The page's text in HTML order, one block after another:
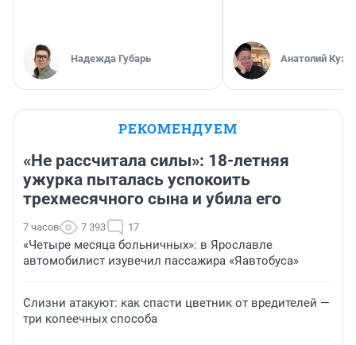
Надежда Губарь Анатолий
РЕКОМЕНДУЕМ
«Не рассчитала силы»: 18-летняя
ужурка пыталась успокоить
трехмесячного сына и убила его
7 часов 7 393 17
«Четыре месяца больничных»: в Ярославле
автомобилист изувечил пассажира «Яавтобуса»
Слизни атакуют: как спасти цветник от вредителей —
три копеечных способа